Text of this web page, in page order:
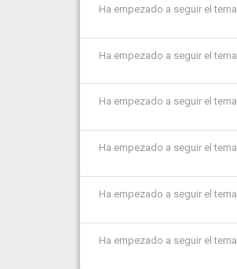
Ha empezado a seguir el tema
Ha empezado a seguir el tema
Ha empezado a seguir el tema
Ha empezado a seguir el tema
Ha empezado a seguir el tema
Ha empezado a seguir el tema